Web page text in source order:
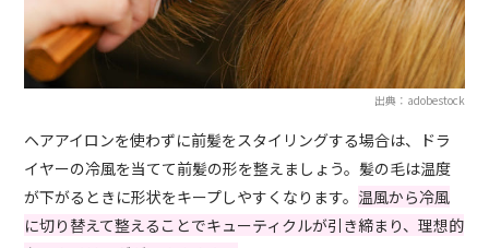
出典：adobestock
ヘアアイロンを使わずに前髪をスタイリングする場合は、ドラ
イヤーの冷風を当てて前髪の形を整えましょう。髪の毛は温度
が下がるときに形状をキープしやすくなります。 温風から冷風
に切り替えて整えることでキューティクルが引き締まり、理想的